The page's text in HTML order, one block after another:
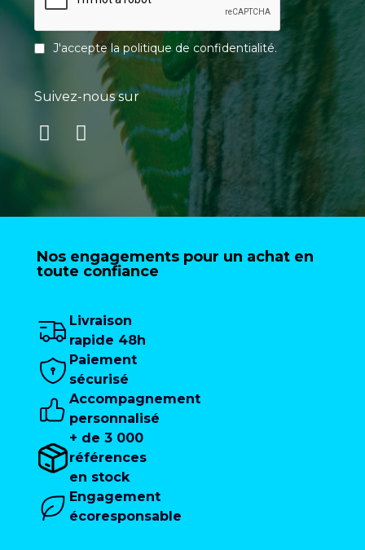
J'accepte lapolitique de confidentialité.
Suivez-nous sur
Nos engagements pour un achat en
toute confiance
Livraison
rapide 48h
Paiement
sécurisé
Accompagnement
personnalisé
+ de 3 000
références
en stock
Engagement
écoresponsable